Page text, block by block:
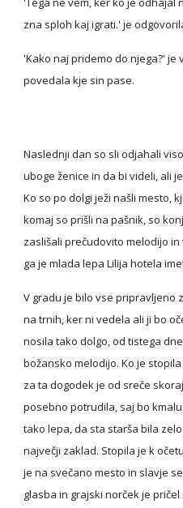
zna sploh kaj igrati.' je
'Kako naj pridemo do njega?' je
povedala kje sin pase.
Naslednji dan so sli odjahali
uboge ženice in da bi videli, ali
Ko so po dolgi ježi našli mesto,
komaj so prišli na pašnik, so
zaslišali prečudovito melodijo
ga je mlada lepa Lilija hotela
V gradu je bilo vse pripravljeno
na trnih, ker ni vedela ali ji bo
nosila tako dolgo, od tistega
božansko melodijo. Ko je
za ta dogodek je od sreče
posebno potrudila, saj bo
tako lepa, da sta starša bila
največji zaklad. Stopila je k
je na svečano mesto in slavje
glasba in grajski norček je